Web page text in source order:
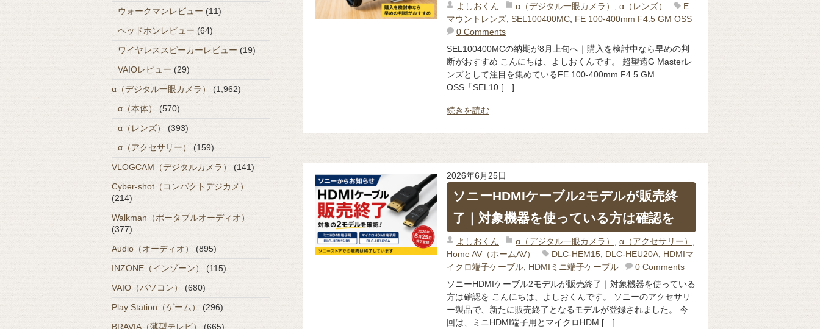
よしおくん α（デジタル一眼カメラ） α（レンズ）
E
マウントレンズ, SEL100400MC, FE 100-400mm F4.5 GM OSS
0 Comments
SEL100400MCの納期が8月上旬へ｜購入を検討中なら早めの判
断がおすすめ こんにちは、よしおくんです。 超望遠G Masterレ
ンズとして注目を集めているFE 100-400mm F4.5 GM
OSS「SEL10 […]
続きを読む
2026年6月25日
ソニーHDMIケーブル2モデルが販売終
了｜対象機器を使っている方は確認を
よしおくん α（デジタル一眼カメラ） , α（アクセサリー） ,
Home AV（ホームAV）
DLC-HEM15, DLC-HEU20A, HDMIマ
イクロ端子ケーブル, HDMIミニ端子ケーブル
0 Comments
ソニーHDMIケーブル2モデルが販売終了｜対象機器を使っている
方は確認を こんにちは、よしおくんです。 ソニーのアクセサリ
ー製品で、新たに販売終了となるモデルが登録されました。 今
回は、ミニHDMI端子用とマイクロHDM […]
ウォークマンレビュー (11)
ヘッドホンレビュー (64)
ワイヤレススピーカーレビュー (19)
VAIOレビュー (29)
α（デジタル一眼カメラ）
(1,962)
α（本体）
(570)
α（レンズ）
(393)
α（アクセサリー）
(159)
VLOGCAM（デジタルカメラ）
(141)
Cyber-shot（コンパクトデジカメ）
(214)
Walkman（ポータブルオーディオ）
(377)
Audio（オーディオ）
(895)
INZONE（インゾーン）
(115)
VAIO（パソコン）
(680)
Play Station（ゲーム）
(296)
BRAVIA（薄型テレビ）
(665)